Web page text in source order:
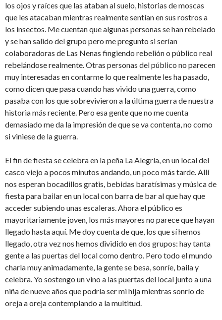
los ojos y raíces que las ataban al suelo, historias de moscas
que les atacaban mientras realmente sentían en sus rostros a
los insectos. Me cuentan que algunas personas se han rebelado
y se han salido del grupo pero me pregunto si serían
colaboradoras de Las Nenas fingiendo rebelión o público real
rebelándose realmente. Otras personas del público no parecen
muy interesadas en contarme lo que realmente les ha pasado,
como dicen que pasa cuando has vivido una guerra, como
pasaba con los que sobrevivieron a la última guerra de nuestra
historia más reciente. Pero esa gente que no me cuenta
demasiado me da la impresión de que se va contenta, no como
si viniese de la guerra.
El fin de fiesta se celebra en la peña La Alegría, en un local del
casco viejo a pocos minutos andando, un poco más tarde. Allí
nos esperan bocadillos gratis, bebidas baratísimas y música de
fiesta para bailar en un local con barra de bar al que hay que
acceder subiendo unas escaleras. Ahora el público es
mayoritariamente joven, los más mayores no parece que hayan
llegado hasta aquí. Me doy cuenta de que, los que sí hemos
llegado, otra vez nos hemos dividido en dos grupos: hay tanta
gente a las puertas del local como dentro. Pero todo el mundo
charla muy animadamente, la gente se besa, sonríe, baila y
celebra. Yo sostengo un vino a las puertas del local junto a una
niña de nueve años que podría ser mi hija mientras sonrío de
oreja a oreja contemplando a la multitud.